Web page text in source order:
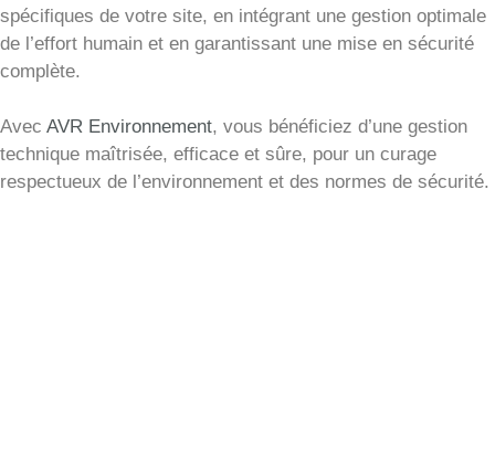
spécifiques de votre site, en intégrant une gestion optimale
de l’effort humain et en garantissant une mise en sécurité
complète.
Avec AVR Environnement, vous bénéficiez d’une gestion
technique maîtrisée, efficace et sûre, pour un curage
respectueux de l’environnement et des normes de sécurité.